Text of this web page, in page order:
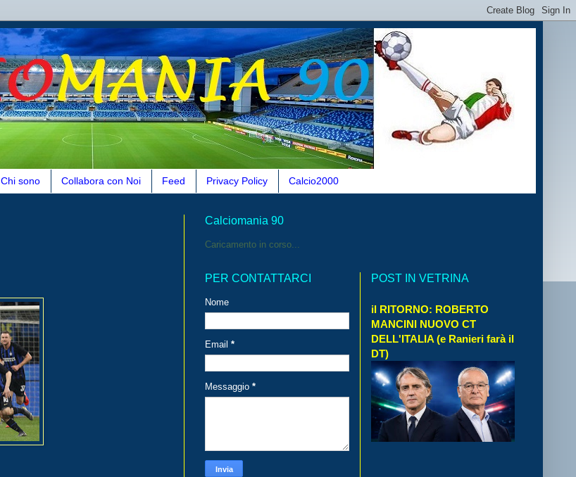
Chi sono Collabora con Noi Feed Privacy Policy Calcio2000
Calciomania 90
Caricamento in corso...
PER CONTATTARCI
Nome
Email *
Messaggio *
POST IN VETRINA
il RITORNO: ROBERTO
MANCINI NUOVO CT
DELL'ITALIA (e Ranieri farà il
DT)